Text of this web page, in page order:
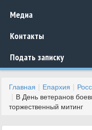
Медиа
Контакты
Подать записку
Главная Епархия
В День ветеранов
торжественный митинг